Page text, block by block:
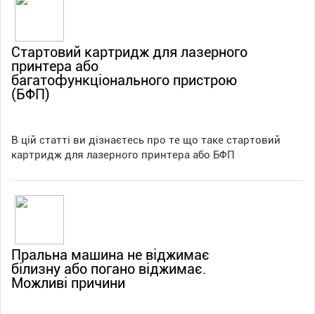
Стартовий картридж для лазерного
принтера або
багатофункціонального пристрою
(БФП)
В цій статті ви дізнаєтесь про те що таке стартовий
картридж для лазерного принтера або БФП
Пральна машина не віджимає
білизну або погано віджимає.
Можливі причини